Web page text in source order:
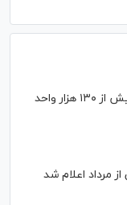
تداوم روند صعودی بورس/ شاخص کل بیش از ۱۳۰ هزار واحد
مرداد اعلام شد